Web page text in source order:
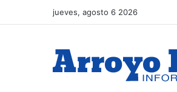
jueves, agosto 6 2026